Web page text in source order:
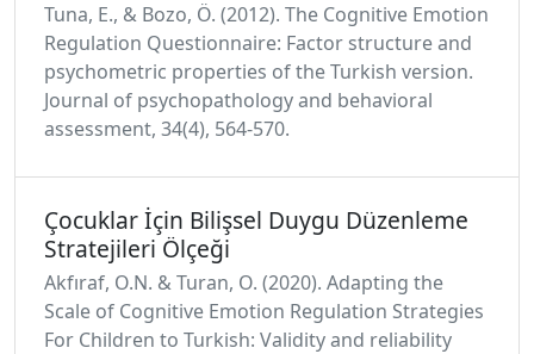
Tuna, E., & Bozo, Ö. (2012). The Cognitive Emotion
Regulation Questionnaire: Factor structure and
psychometric properties of the Turkish version.
Journal of psychopathology and behavioral
assessment, 34(4), 564-570.
Çocuklar İçin Bilişsel Duygu Düzenleme
Stratejileri Ölçeği
Akfıraf, O.N. & Turan, O. (2020). Adapting the
Scale of Cognitive Emotion Regulation Strategies
For Children to Turkish: Validity and reliability